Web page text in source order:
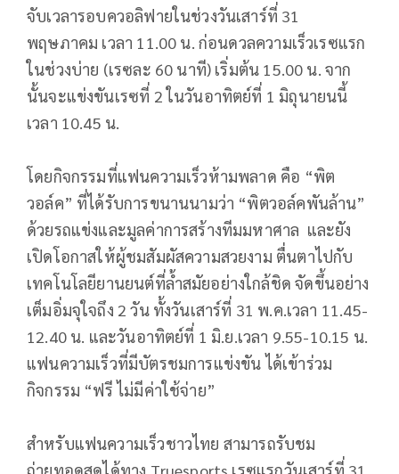
จับเวลารอบควอลิฟายในช่วงวันเสาร์ที่ 31
พฤษภาคม เวลา 11.00 น. ก่อนดวลความเร็วเรซแรก
ในช่วงบ่าย (เรซละ 60 นาที) เริ่มต้น 15.00 น. จาก
นั้นจะแข่งขันเรซที่ 2 ในวันอาทิตย์ที่ 1 มิถุนายนนี้
เวลา 10.45 น.
โดยกิจกรรมที่แฟนความเร็วห้ามพลาด คือ “พิต
วอล์ค” ที่ได้รับการขนานนามว่า “พิตวอล์คพันล้าน”
ด้วยรถแข่งและมูลค่าการสร้างทีมมหาศาล และยัง
เปิดโอกาสให้ผู้ชมสัมผัสความสวยงาม ตื่นตาไปกับ
เทคโนโลยียานยนต์ที่ล้ำสมัยอย่างใกล้ชิด จัดขึ้นอย่าง
เต็มอิ่มจุใจถึง 2 วัน ทั้งวันเสาร์ที่ 31 พ.ค.เวลา 11.45-
12.40 น. และวันอาทิตย์ที่ 1 มิ.ย.เวลา 9.55-10.15 น.
แฟนความเร็วที่มีบัตรชมการแข่งขัน ได้เข้าร่วม
กิจกรรม “ฟรี ไม่มีค่าใช้จ่าย”
สำหรับแฟนความเร็วชาวไทย สามารถรับชม
ถ่ายทอดสดได้ทาง Truesports เรซแรกวันเสาร์ที่ 31